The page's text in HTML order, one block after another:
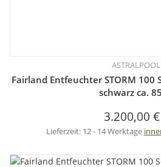
ASTRALPOOL
Fairland Entfeuchter STORM 100
schwarz ca.
3.200,00 €
Lieferzeit: 12 - 14 Werktage